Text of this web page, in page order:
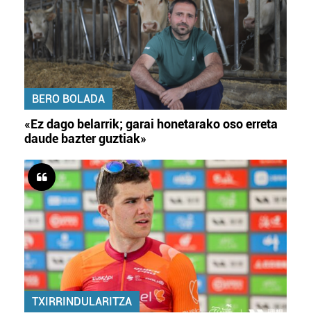
BERO BOLADA
«Ez dago belarrik; garai honetarako oso erreta
daude bazter guztiak»
TXIRRINDULARITZA